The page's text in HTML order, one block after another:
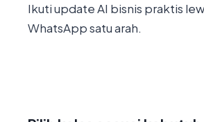
Ikuti update AI bisnis praktis
WhatsApp satu arah.